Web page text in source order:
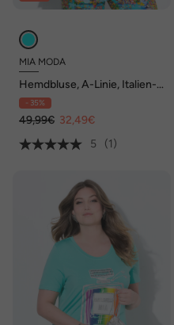
MIA MODA
Hemdbluse, A-Linie, Italien-
Muster
- 35%
49,99€ 32,49€
5
(1)